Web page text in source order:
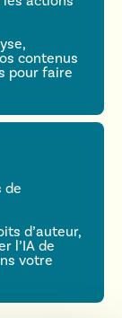
contenus
pour faire
de
d’auteur,
l’IA de
votre